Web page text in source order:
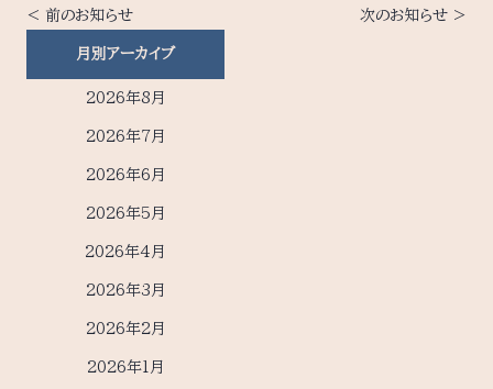
< 前のお知らせ 次のお知らせ >
月別アーカイブ
2026年8月
2026年7月
2026年6月
2026年5月
2026年4月
2026年3月
2026年2月
2026年1月